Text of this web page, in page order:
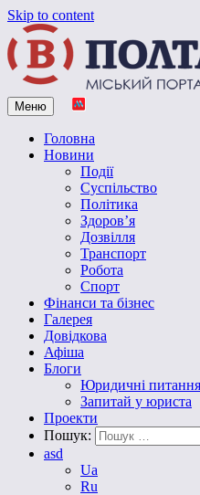
Skip to content
Vpoltave.info
Полтавський портал новин
Меню
Головна
Новини
Події
Суспільство
Політика
Здоров’я
Дозвілля
Транспорт
Робота
Спорт
Фінанси та бізнес
Галерея
Довідкова
Афіша
Блоги
Юридичні
Запитай у юриста
Проекти
Пошук:
asd
Ua
Ru